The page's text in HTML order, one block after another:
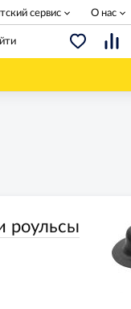
сервис О нас
роульсы